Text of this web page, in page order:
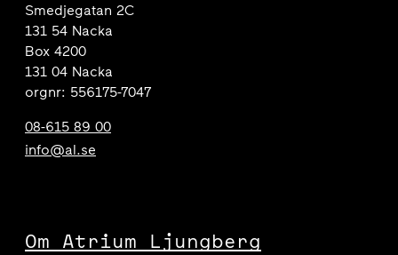
Smedjegatan 2C
131 54 Nacka
Box 4200
131 04 Nacka
orgnr: 556175-7047
08-615 89 00
info@al.se
Om Atrium Ljungberg